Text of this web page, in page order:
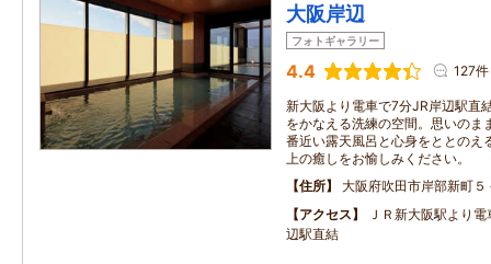
大阪岸辺
フォトギャラリー
4.4 127件
新大阪より電車で7分JR岸辺駅直
をかなえる洗練の空間。思いのま
番近い露天風呂と心身をととのえ
上の癒しをお愉しみください。
住所
大阪府吹田市岸部新町５
アクセス
ＪＲ新大阪駅より
辺駅直結